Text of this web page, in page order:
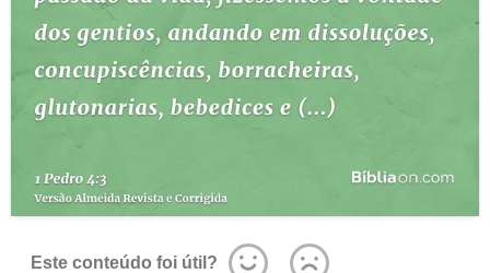
Este conteúdo foi útil?